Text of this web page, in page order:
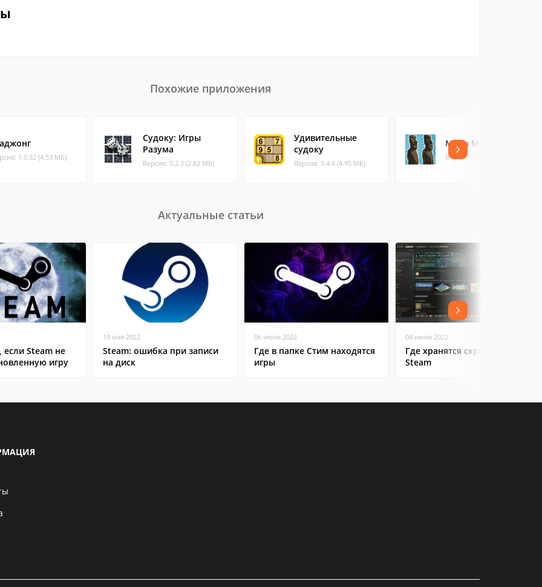
Похожие приложения
1.0.52 (4.53 МБ)
Судоку: Игры
Разума
Версия: 0.2.3 (2.82 МБ)
Удивительные
судоку
Версия: 3.4.6 (4.95 МБ)
Моаи Маджонг
Версия: 1.0.1 (1.71 МБ)
Актуальные статьи
если Steam не
игру
19 мая 2022
Steam: ошибка при записи
на диск
06 июня 2022
Где в папке Стим находятся
игры
04 июня 2022
Где хранятся скриншоты в
Steam